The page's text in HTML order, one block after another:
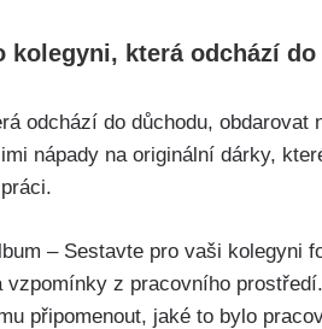
která odchází do
odchází do důchodu,
nápady na originální dárky,
– Sestavte pro vaši kolegyni
vzpomínky z pracovního
připomenout, jaké to bylo